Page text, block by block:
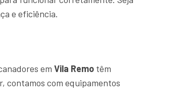
e eficiência.
em Vila Remo têm
contamos com equipamentos